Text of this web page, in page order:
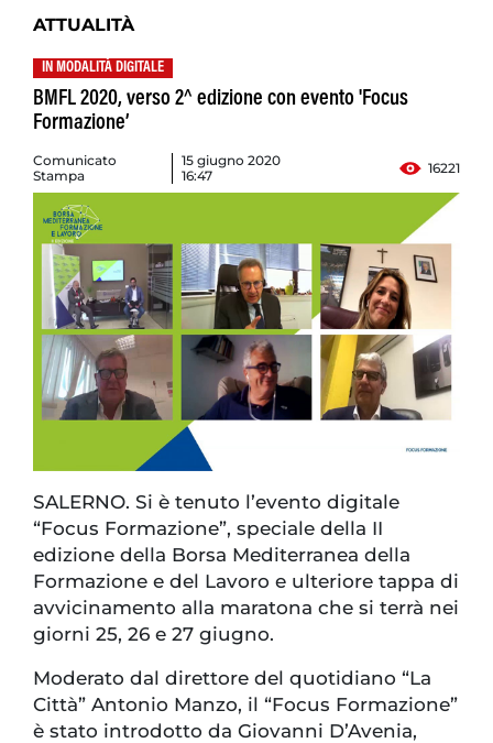
ATTUALITÀ
IN MODALITÀ DIGITALE
BMFL 2020, verso 2^ edizione con evento 'Focus
Formazione’
Comunicato
Stampa
15 giugno 2020
16:47
16221
SALERNO. Si è tenuto l’evento digitale
“Focus Formazione”, speciale della II
edizione della Borsa Mediterranea della
Formazione e del Lavoro e ulteriore tappa di
avvicinamento alla maratona che si terrà nei
giorni 25, 26 e 27 giugno.
Moderato dal direttore del quotidiano “La
Città” Antonio Manzo, il “Focus Formazione”
è stato introdotto da Giovanni D’Avenia,